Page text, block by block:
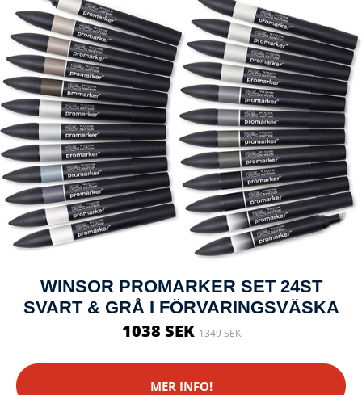
WINSOR PROMARKER SET 24ST
SVART & GRÅ I FÖRVARINGSVÄSKA
1038 SEK1349 SEK
MER INFO!